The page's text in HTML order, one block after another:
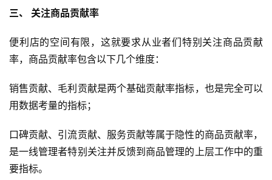
三、 关注商品贡献率
便利店的空间有限，这就要求从业者们特别关注商品贡献
率，商品贡献率包含以下几个维度：
销售贡献、毛利贡献是两个基础贡献率指标，也是完全可以
用数据考量的指标；
口碑贡献、引流贡献、服务贡献等属于隐性的商品贡献率，
是一线管理者特别关注并反馈到商品管理的上层工作中的重
要指标。